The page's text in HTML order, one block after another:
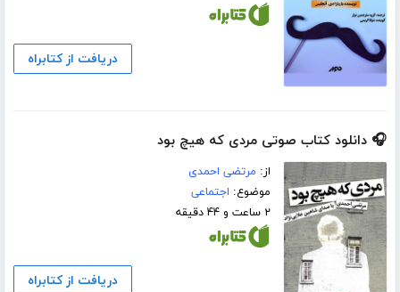
دریافت از کتابراه
🎧 دانلود کتاب صوتی مردی که هیچ بود
از: مرتضی احمدی
موضوع: اجتماعی
۲ ساعت و ۴۴ دقیقه
دریافت از کتابراه